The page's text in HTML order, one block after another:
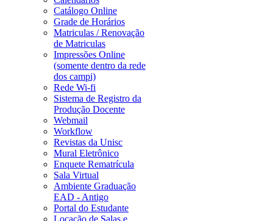
Catálogo Online
Grade de Horários
Matriculas / Renovação
de Matriculas
Impressões Online
(somente dentro da rede
dos campi)
Rede Wi-fi
Sistema de Registro da
Produção Docente
Webmail
Workflow
Revistas da Unisc
Mural Eletrônico
Enquete Rematrícula
Sala Virtual
Ambiente Graduação
EAD - Antigo
Portal do Estudante
Locação de Salas e